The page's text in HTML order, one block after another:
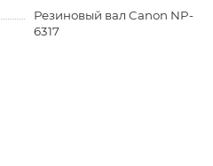
Резиновый вал Canon NP-
6317